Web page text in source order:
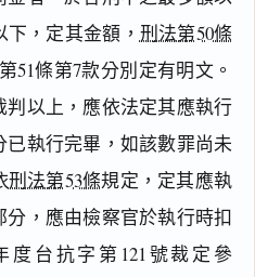
，定其金額， 刑法第50條
51條第7款分別定有明文。
以上，應依法定其應執行
執行完畢，如該數罪尚未
刑法第53條規定，定其應執
，應由檢察官於執行時扣
度台抗字第121號裁定參